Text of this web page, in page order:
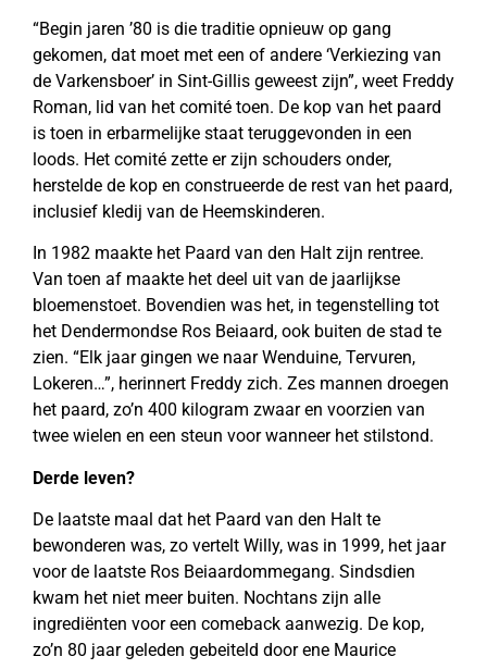
“Begin jaren ’80 is die traditie opnieuw op gang
gekomen, dat moet met een of andere ‘Verkiezing van
de Varkensboer’ in Sint-Gillis geweest zijn”, weet Freddy
Roman, lid van het comité toen. De kop van het paard
is toen in erbarmelijke staat teruggevonden in een
loods. Het comité zette er zijn schouders onder,
herstelde de kop en construeerde de rest van het paard,
inclusief kledij van de Heemskinderen.
In 1982 maakte het Paard van den Halt zijn rentree.
Van toen af maakte het deel uit van de jaarlijkse
bloemenstoet. Bovendien was het, in tegenstelling tot
het Dendermondse Ros Beiaard, ook buiten de stad te
zien. “Elk jaar gingen we naar Wenduine, Tervuren,
Lokeren…”, herinnert Freddy zich. Zes mannen droegen
het paard, zo’n 400 kilogram zwaar en voorzien van
twee wielen en een steun voor wanneer het stilstond.
Derde leven?
De laatste maal dat het Paard van den Halt te
bewonderen was, zo vertelt Willy, was in 1999, het jaar
voor de laatste Ros Beiaardommegang. Sindsdien
kwam het niet meer buiten. Nochtans zijn alle
ingrediënten voor een comeback aanwezig. De kop,
zo’n 80 jaar geleden gebeiteld door ene Maurice